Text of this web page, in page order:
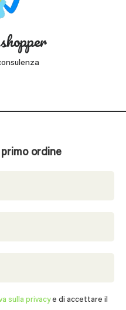
ordine
sulla privacye di accettare il